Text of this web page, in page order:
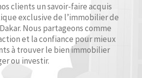
clients un savoir-faire acquis
exclusive de l’immobilier de
Nous partageons comme
et la confiance pour mieux
à trouver le bien immobilier
ou investir.